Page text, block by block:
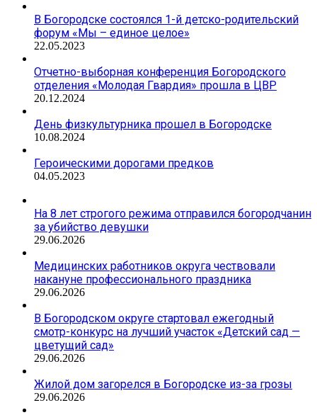
В Богородске состоялся 1-й детско-родительский
форум «Мы – единое целое»
22.05.2023
Отчетно-выборная конференция Богородского
отделения «Молодая Гвардия» прошла в ЦВР
20.12.2024
День физкультурника прошел в Богородске
10.08.2024
Героическими дорогами предков
04.05.2023
На 8 лет строгого режима отправился богородчанин
за убийство девушки
29.06.2026
Медицинских работников округа чествовали
накануне профессионального праздника
29.06.2026
В Богородском округе стартовал ежегодный
смотр-конкурс на лучший участок «Детский сад —
цветущий сад»
29.06.2026
Жилой дом загорелся в Богородске из-за грозы
29.06.2026